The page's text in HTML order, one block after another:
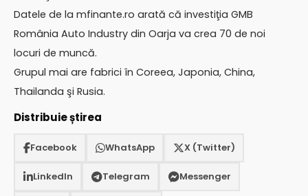
Datele de la mfinante.ro arată că investiţia GMB
România Auto Industry din Oarja va crea 70 de noi
locuri de muncă.
Grupul mai are fabrici în Coreea, Japonia, China,
Thailanda şi Rusia.
Distribuie știrea
Facebook WhatsApp X (Twitter)
LinkedIn Telegram Messenger